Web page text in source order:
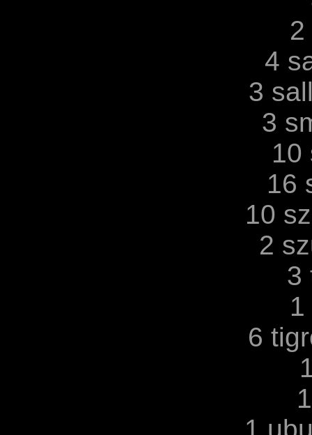
2
4
3
3
10
16
10
2
3
6